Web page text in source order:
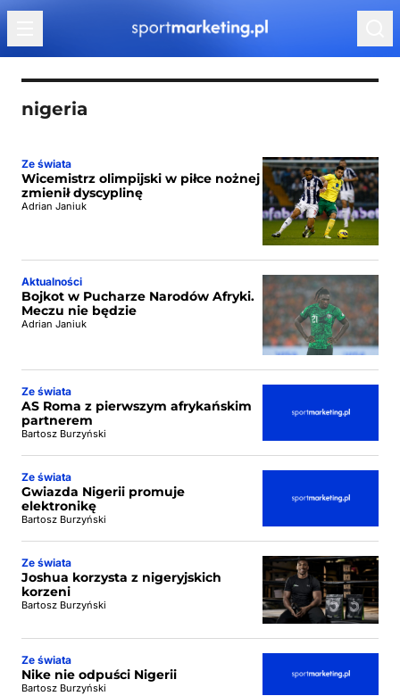
Przejdź do treści
nigeria
Ze świata
Wicemistrz olimpijski w piłce nożnej
zmienił dyscyplinę
Adrian Janiuk
Aktualności
Bojkot w Pucharze Narodów Afryki.
Meczu nie będzie
Adrian Janiuk
Ze świata
AS Roma z pierwszym afrykańskim
partnerem
Bartosz Burzyński
Ze świata
Gwiazda Nigerii promuje
elektronikę
Bartosz Burzyński
Ze świata
Joshua korzysta z nigeryjskich
korzeni
Bartosz Burzyński
Ze świata
Nike nie odpuści Nigerii
Bartosz Burzyński